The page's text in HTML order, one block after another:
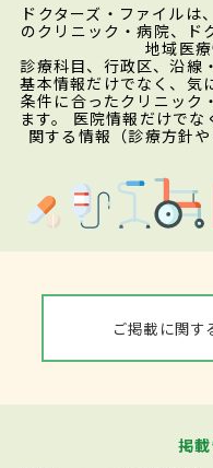
ドクターズ・ファイルは
のクリニック・病院、ド
地域医療
診療科目、行政区、沿線
基本情報だけでなく、気
条件に合ったクリニック
ます。 医院情報だけで
関する情報（診療方針
ご掲載に関す
掲